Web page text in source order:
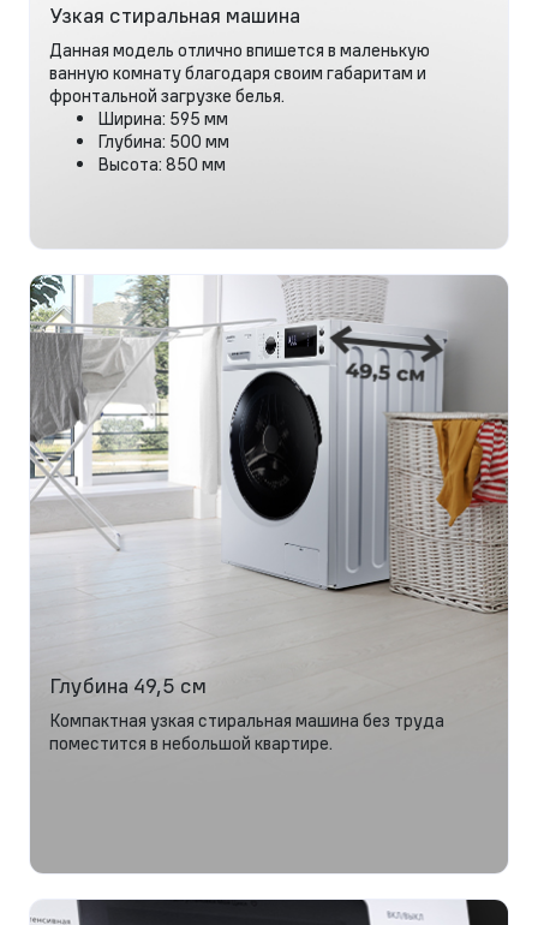
Узкая стиральная машина
Данная модель отлично впишется в маленькую
ванную комнату благодаря своим габаритам и
фронтальной загрузке белья.
Ширина: 595 мм
Глубина: 500 мм
Высота: 850 мм
Глубина 49,5 см
Компактная узкая стиральная машина без труда
поместится в небольшой квартире.